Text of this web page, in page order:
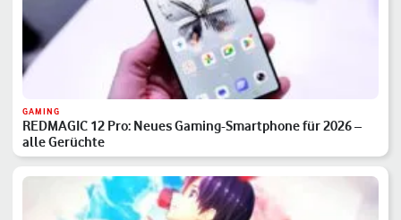
GAMING
REDMAGIC 12 Pro: Neues Gaming-Smartphone für 2026 –
alle Gerüchte